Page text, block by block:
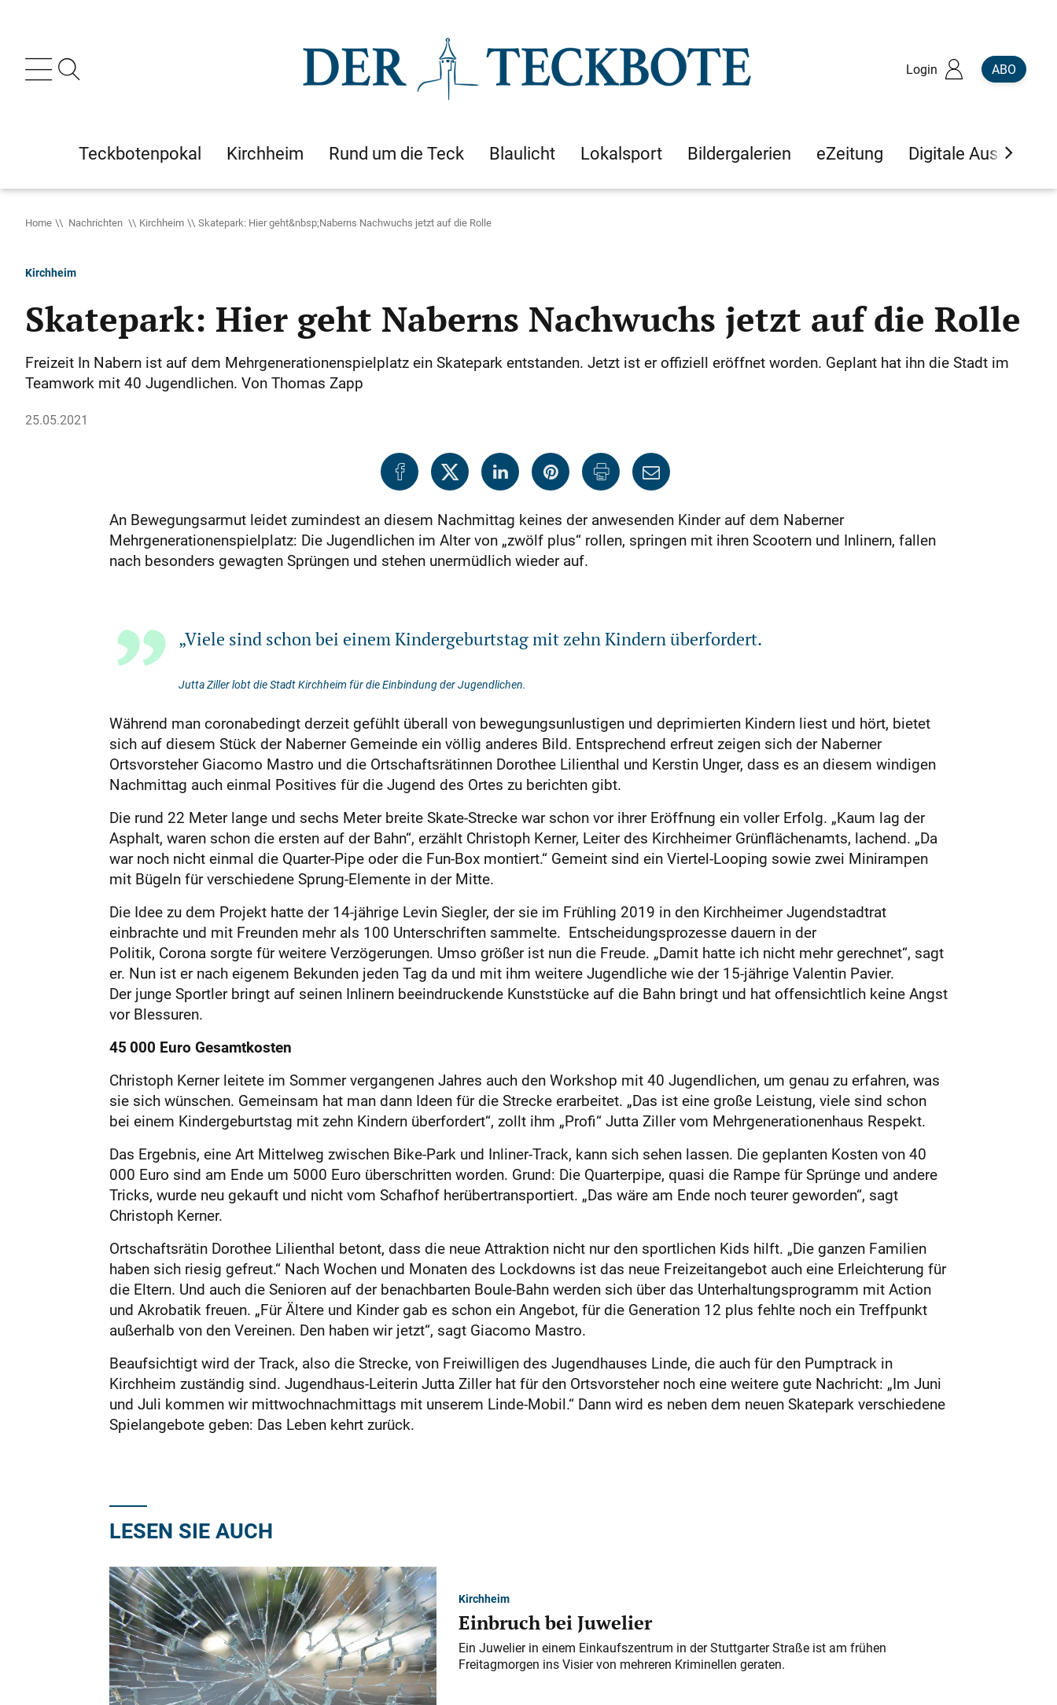
Login ABO
Teckbotenpokal Kirchheim Rund um die Teck Blaulicht Lokalsport Bildergalerien eZeitung Digitale Ausgaben
Home Nachrichten Kirchheim Skatepark: Hier geht&nbsp;Naberns Nachwuchs jetzt auf die Rolle
Kirchheim
Skatepark: Hier geht Naberns Nachwuchs jetzt auf die Rolle
Freizeit In Nabern ist auf dem Mehrgenerationenspielplatz ein Skatepark entstanden. Jetzt ist er offiziell eröffnet worden. Geplant hat ihn die Stadt im
Teamwork mit 40 Jugendlichen. Von Thomas Zapp
25.05.2021
An Bewegungsarmut leidet zumindest an diesem Nachmittag keines der anwesenden Kinder auf dem Naberner
Mehrgenerationenspielplatz: Die Jugendlichen im Alter von „zwölf plus“ rollen, springen mit ihren Scootern und Inlinern, fallen
nach besonders gewagten Sprüngen und stehen unermüdlich wieder auf.
„Viele sind schon bei einem Kindergeburtstag mit zehn Kindern überfordert.
Jutta Ziller lobt die Stadt Kirchheim für die Einbindung der Jugendlichen.
Während man coronabedingt derzeit gefühlt überall von bewegungsunlustigen und deprimierten Kindern liest und hört, bietet
sich auf diesem Stück der Naberner Gemeinde ein völlig anderes Bild. Entsprechend erfreut zeigen sich der Naberner
Ortsvorsteher Giacomo Mastro und die Ortschaftsrätinnen Dorothee Lilienthal und Kerstin Unger, dass es an diesem windigen
Nachmittag auch einmal Positives für die Jugend des Ortes zu berichten gibt.
Die rund 22 Meter lange und sechs Meter breite Skate-Strecke war schon vor ihrer Eröffnung ein voller Erfolg. „Kaum lag der
Asphalt, waren schon die ersten auf der Bahn“, erzählt Christoph Kerner, Leiter des Kirchheimer Grünflächenamts, lachend. „Da
war noch nicht einmal die Quarter-Pipe oder die Fun-Box montiert.“ Gemeint sind ein Viertel-Looping sowie zwei Minirampen
mit Bügeln für verschiedene Sprung-Elemente in der Mitte.
Die Idee zu dem Projekt hatte der 14-jährige Levin Siegler, der sie im Frühling 2019 in den Kirchheimer Jugendstadtrat
einbrachte und mit Freunden mehr als 100 Unterschriften sammelte. Entscheidungsprozesse dauern in der
Politik, Corona sorgte für weitere Verzögerungen. Umso größer ist nun die Freude. „Damit hatte ich nicht mehr gerechnet“, sagt
er. Nun ist er nach eigenem Bekunden jeden Tag da und mit ihm weitere Jugendliche wie der 15-jährige Valentin Pavier.
Der junge Sportler bringt auf seinen Inlinern beeindruckende Kunststücke auf die Bahn bringt und hat offensichtlich keine Angst
vor Blessuren.
45000 Euro Gesamtkosten
Christoph Kerner leitete im Sommer vergangenen Jahres auch den Workshop mit 40 Jugendlichen, um genau zu erfahren, was
sie sich wünschen. Gemeinsam hat man dann Ideen für die Strecke erarbeitet. „Das ist eine große Leistung, viele sind schon
bei einem Kindergeburtstag mit zehn Kindern überfordert“, zollt ihm „Profi“ Jutta Ziller vom Mehrgenerationenhaus Respekt.
Das Ergebnis, eine Art Mittelweg zwischen Bike-Park und Inliner-Track, kann sich sehen lassen. Die geplanten Kosten von 40
000 Euro sind am Ende um 5000 Euro überschritten worden. Grund: Die Quarterpipe, quasi die Rampe für Sprünge und andere
Tricks, wurde neu gekauft und nicht vom Schafhof herübertransportiert. „Das wäre am Ende noch teurer geworden“, sagt
Christoph Kerner.
Ortschaftsrätin Dorothee Lilienthal betont, dass die neue Attraktion nicht nur den sportlichen Kids hilft. „Die ganzen Familien
haben sich riesig gefreut.“ Nach Wochen und Monaten des Lockdowns ist das neue Freizeitangebot auch eine Erleichterung für
die Eltern. Und auch die Senioren auf der benachbarten Boule-Bahn werden sich über das Unterhaltungsprogramm mit Action
und Akrobatik freuen. „Für Ältere und Kinder gab es schon ein Angebot, für die Generation 12 plus fehlte noch ein Treffpunkt
außerhalb von den Vereinen. Den haben wir jetzt“, sagt Giacomo Mastro.
Beaufsichtigt wird der Track, also die Strecke, von Freiwilligen des Jugendhauses Linde, die auch für den Pumptrack in
Kirchheim zuständig sind. Jugendhaus-Leiterin Jutta Ziller hat für den Ortsvorsteher noch eine weitere gute Nachricht: „Im Juni
und Juli kommen wir mittwochnachmittags mit unserem Linde-Mobil.“ Dann wird es neben dem neuen Skatepark verschiedene
Spielangebote geben: Das Leben kehrt zurück.
LESEN SIE AUCH
Kirchheim
Einbruch bei Juwelier
Ein Juwelier in einem Einkaufszentrum in der Stuttgarter Straße ist am frühen
Freitagmorgen ins Visier von mehreren Kriminellen geraten.